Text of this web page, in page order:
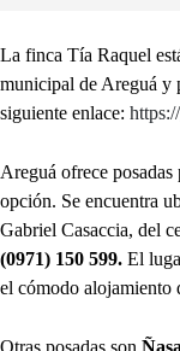
La finca Tía Raquel
municipal de Areguá y
siguiente enlace:
Areguá ofrece posadas
opción. Se encuentra
Gabriel Casaccia, del
(0971) 150 599. El
el cómodo alojamiento
Otras posadas son